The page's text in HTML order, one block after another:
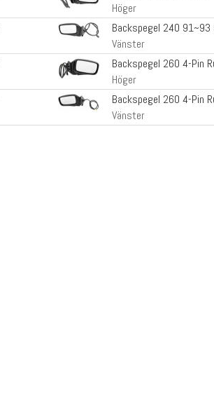
Höger
Backspegel 240
Vänster
Backspegel 260 4-Pin
Höger
Backspegel 260 4-Pin
Vänster